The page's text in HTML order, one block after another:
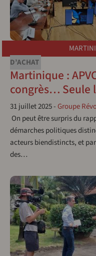
D’ACHAT
Martinique :
congrès… Seule
31 juillet 2025- Groupe
On peut être surpris du
démarches politiques
acteurs biendistincts, et
des…